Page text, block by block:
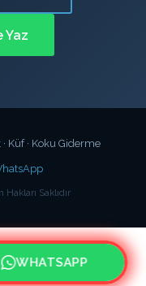
Yaz
Küf · Koku Giderme
Saklıdır
WHATSAPP